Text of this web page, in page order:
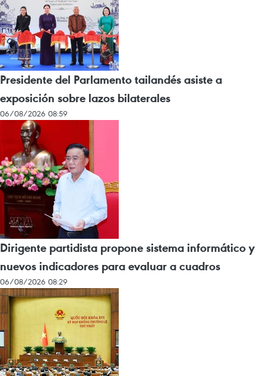
Presidente del Parlamento tailandés asiste a
exposición sobre lazos bilaterales
06/08/2026 08:59
Dirigente partidista propone sistema informático y
nuevos indicadores para evaluar a cuadros
06/08/2026 08:29